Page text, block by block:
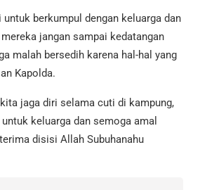
berkumpul dengan keluarga dan
jangan sampai kedatangan
malah bersedih karena hal-hal yang
Kapolda.
jaga diri selama cuti di kampung,
keluarga dan semoga amal
disisi Allah Subuhanahu